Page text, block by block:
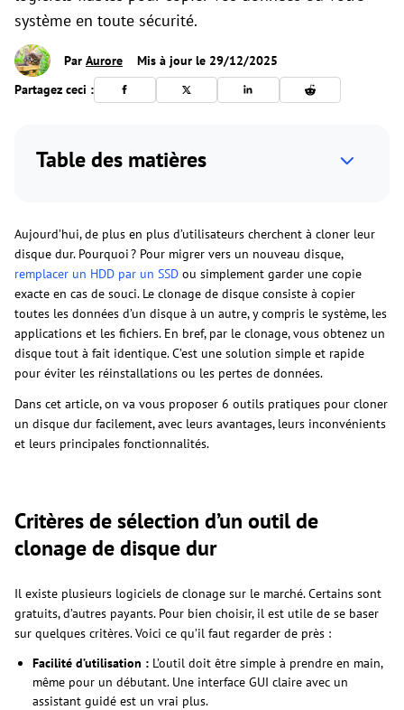
système en toute sécurité.
Par Aurore
Mis à jour le 29/12/2025
Partagez ceci :
Table des matières
Aujourd’hui, de plus en plus d’utilisateurs cherchent à cloner leur
disque dur. Pourquoi ? Pour migrer vers un nouveau disque,
remplacer un HDD par un SSD ou simplement garder une copie
exacte en cas de souci. Le clonage de disque consiste à copier
toutes les données d’un disque à un autre, y compris le système, les
applications et les fichiers. En bref, par le clonage, vous obtenez un
disque tout à fait identique. C’est une solution simple et rapide
pour éviter les réinstallations ou les pertes de données.
Dans cet article, on va vous proposer 6 outils pratiques pour cloner
un disque dur facilement, avec leurs avantages, leurs inconvénients
et leurs principales fonctionnalités.
Critères de sélection d’un outil de
clonage de disque dur
Il existe plusieurs logiciels de clonage sur le marché. Certains sont
gratuits, d’autres payants. Pour bien choisir, il est utile de se baser
sur quelques critères. Voici ce qu’il faut regarder de près :
Facilité d’utilisation : L’outil doit être simple à prendre en main,
même pour un débutant. Une interface GUI claire avec un
assistant guidé est un vrai plus.